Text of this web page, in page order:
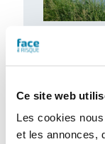
Ce site web
Les cookies
et les annonces,
Le Barpi
survenus